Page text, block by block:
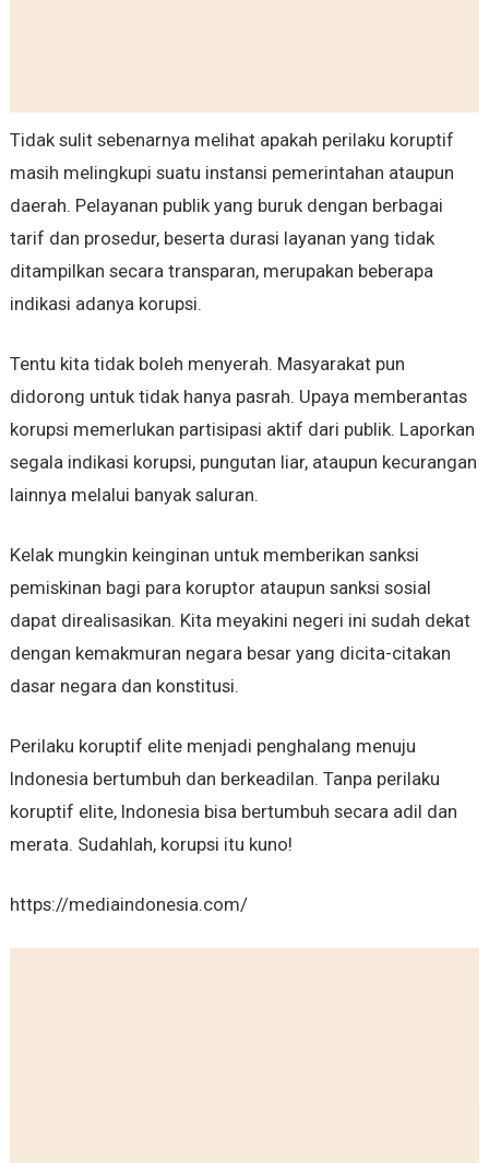
Tidak sulit sebenarnya melihat apakah perilaku koruptif
masih melingkupi suatu instansi pemerintahan ataupun
daerah. Pelayanan publik yang buruk dengan berbagai
tarif dan prosedur, beserta durasi layanan yang tidak
ditampilkan secara transparan, merupakan beberapa
indikasi adanya korupsi.
Tentu kita tidak boleh menyerah. Masyarakat pun
didorong untuk tidak hanya pasrah. Upaya memberantas
korupsi memerlukan partisipasi aktif dari publik. Laporkan
segala indikasi korupsi, pungutan liar, ataupun kecurangan
lainnya melalui banyak saluran.
Kelak mungkin keinginan untuk memberikan sanksi
pemiskinan bagi para koruptor ataupun sanksi sosial
dapat direalisasikan. Kita meyakini negeri ini sudah dekat
dengan kemakmuran negara besar yang dicita-citakan
dasar negara dan konstitusi.
Perilaku koruptif elite menjadi penghalang menuju
Indonesia bertumbuh dan berkeadilan. Tanpa perilaku
koruptif elite, Indonesia bisa bertumbuh secara adil dan
merata. Sudahlah, korupsi itu kuno!
https://mediaindonesia.com/